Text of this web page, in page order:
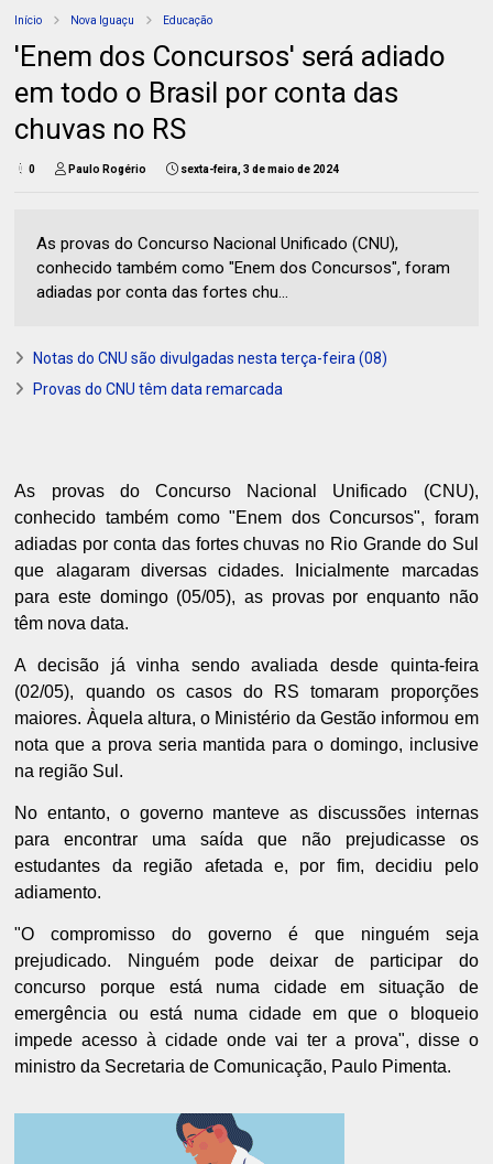
Início Nova Iguaçu Educação
'Enem dos Concursos' será adiado
em todo o Brasil por conta das
chuvas no RS
0 Paulo Rogério sexta-feira, 3 de maio de 2024
As provas do Concurso Nacional Unificado (CNU),
conhecido também como "Enem dos Concursos", foram
adiadas por conta das fortes chu...
Notas do CNU são divulgadas nesta terça-feira (08)
Provas do CNU têm data remarcada
As provas do Concurso Nacional Unificado (CNU),
conhecido também como "Enem dos Concursos", foram
adiadas por conta das fortes chuvas no Rio Grande do Sul
que alagaram diversas cidades. Inicialmente marcadas
para este domingo (05/05), as provas por enquanto não
têm nova data.
A decisão já vinha sendo avaliada desde quinta-feira
(02/05), quando os casos do RS tomaram proporções
maiores. Àquela altura, o Ministério da Gestão informou em
nota que a prova seria mantida para o domingo, inclusive
na região Sul.
No entanto, o governo manteve as discussões internas
para encontrar uma saída que não prejudicasse os
estudantes da região afetada e, por fim, decidiu pelo
adiamento.
"O compromisso do governo é que ninguém seja
prejudicado. Ninguém pode deixar de participar do
concurso porque está numa cidade em situação de
emergência ou está numa cidade em que o bloqueio
impede acesso à cidade onde vai ter a prova", disse o
ministro da Secretaria de Comunicação, Paulo Pimenta.